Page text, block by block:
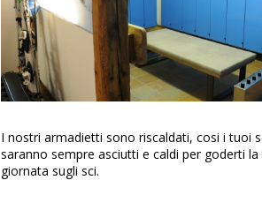
I nostri armadietti sono riscaldati, cosi i tuoi
saranno sempre asciutti e caldi per goderti la
giornata sugli sci.